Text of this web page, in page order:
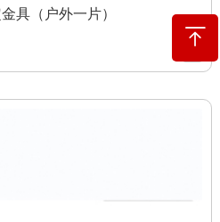
具（户外一片）